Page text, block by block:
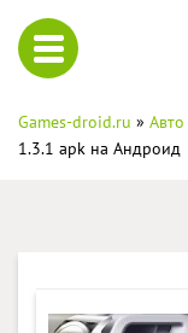
Games-droid.ru » Авто
1.3.1 apk на Андроид